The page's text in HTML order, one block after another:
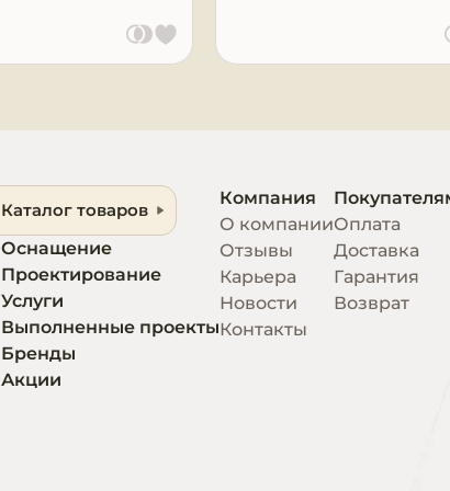
Каталог товаров
Оснащение
Проектирование
Услуги
Выполненные проекты
Бренды
Акции
Компания
О компании
Отзывы
Карьера
Новости
Контакты
Оплата
Доставка
Гарантия
Возврат